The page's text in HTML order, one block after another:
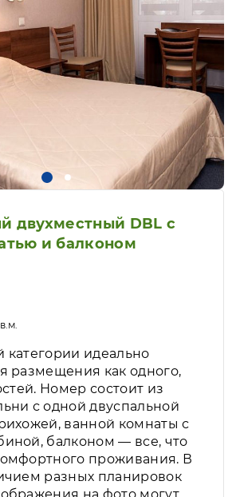
двухместный DBL с
и балконом
категории идеально
размещения как одного,
Номер состоит из
с одной двуспальной
ванной комнаты с
балконом — все, что
проживания. В
разных планировок